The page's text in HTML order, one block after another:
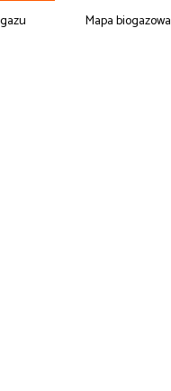
Mapa biogazowa